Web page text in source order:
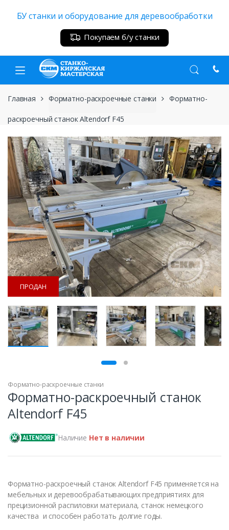
БУ станки и оборудование для деревообработки
Покупаем б/у станки
Главная Форматно-раскроечные станки Форматно-
раскроечный станок Altendorf F45
ПРОДАН
ПРОДАН
Форматно-раскроечные станки
Форматно-раскроечный станок
Altendorf F45
Наличие Нет в наличии
Форматно-раскроечный станок Altendorf F45 применяется на
мебельных и деревообрабатывающих предприятиях для
прецизионной распиловки материала, станок немецкого
качества и способен работать долгие годы.